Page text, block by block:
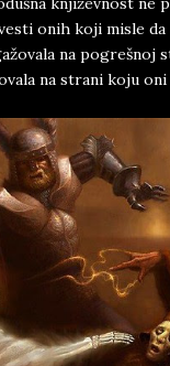
onih koji misle da
na pogrešnoj
na strani koju